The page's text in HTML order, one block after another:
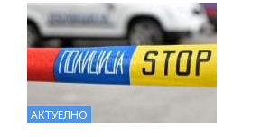
АКТУЕЛНО